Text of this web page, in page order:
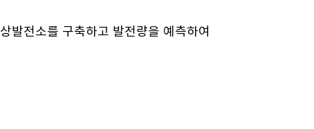
발전소를 구축하고 발전량을 예측하여